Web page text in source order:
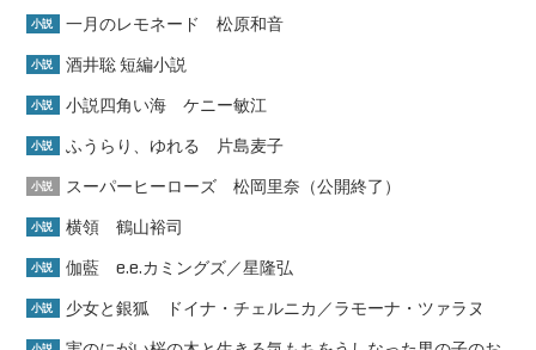
小説 一月のレモネード 松原和音
小説 酒井聡 短編小説
小説 小説四角い海 ケニー敏江
小説 ふうらり、ゆれる 片島麦子
小説 スーパーヒーローズ 松岡里奈（公開終了）
小説 横領 鶴山裕司
小説 伽藍 e.e.カミングズ／星隆弘
小説 少女と銀狐 ドイナ・チェルニカ／ラモーナ・ツァラヌ